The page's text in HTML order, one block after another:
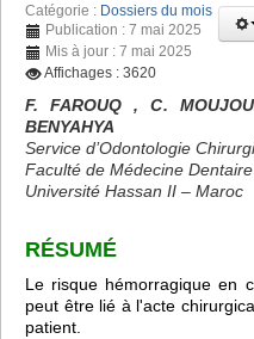
Catégorie : Dossiers du mois
Publication : 7 mai 2025
Mis à jour : 7 mai 2025
Affichages : 3620
F. FAROUQ , C.
BENYAHYA
Service d’Odontologie
Faculté de Médecine
Université Hassan II – Maroc
RÉSUMÉ
Le risque hémorragique en
peut être lié à l'acte
patient.